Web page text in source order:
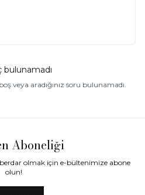
bulunamadı
veya aradığınız soru bulunamadı.
Aboneliği
olmak için e-bültenimize abone
olun!